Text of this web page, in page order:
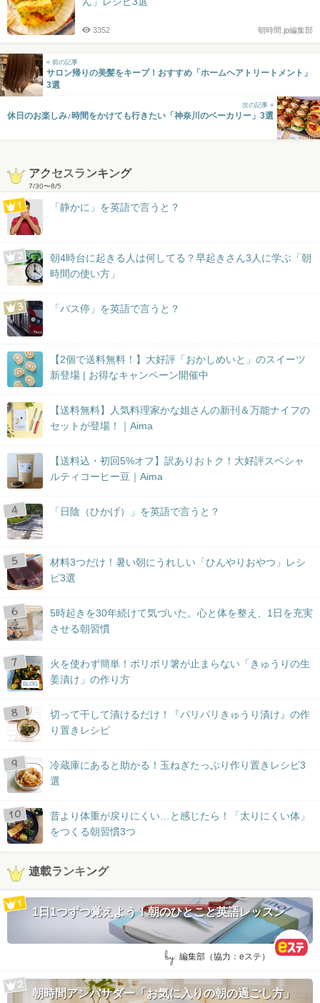
朝時間.jp編集部
3352
« 前の記事
サロン帰りの美髪をキープ！おすすめ「ホームヘアトリートメント」
3選
次の記事 »
休日のお楽しみ♪時間をかけても行きたい「神奈川のベーカリー」3選
アクセスランキング
7/30〜8/5
「静かに」を英語で言うと？
朝4時台に起きる人は何してる？早起きさん3人に学ぶ「朝
時間の使い方」
「バス停」を英語で言うと？
【2個で送料無料！】大好評「おかしめいと」のスイーツ
新登場 | お得なキャンペーン開催中
【送料無料】人気料理家かな姐さんの新刊＆万能ナイフの
セットが登場！｜Aima
【送料込・初回5%オフ】訳ありおトク！大好評スペシャ
ルティコーヒー豆｜Aima
「日陰（ひかげ）」を英語で言うと？
材料3つだけ！暑い朝にうれしい「ひんやりおやつ」レシ
ピ3選
5時起きを30年続けて気づいた。心と体を整え、1日を充実
させる朝習慣
BLOG
火を使わず簡単！ポリポリ箸が止まらない「きゅうりの生
姜漬け」の作り方
切って干して漬けるだけ！『パリパリきゅうり漬け』の作
り置きレシピ
冷蔵庫にあると助かる！玉ねぎたっぷり作り置きレシピ3
選
昔より体重が戻りにくい…と感じたら！「太りにくい体」
をつくる朝習慣3つ
連載ランキング
1日1つずつ覚えよう！朝のひとこと英語レッスン
by: 編集部（協力：eステ）
朝時間アンバサダー「お気に入りの朝の過ごし方」